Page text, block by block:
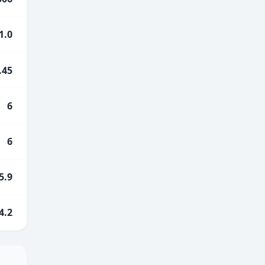
6
6